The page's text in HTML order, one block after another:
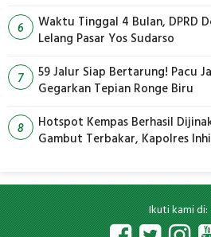
6
Waktu Tinggal 4 Bulan, DPRD
Lelang Pasar Yos Sudarso
7
59 Jalur Siap Bertarung! Pacu
Gegarkan Tepian Ronge Biru
8
Hotspot Kempas Berhasil
Gambut Terbakar, Kapolres
Ikuti kami di: